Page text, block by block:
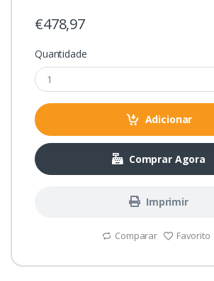
€478,97
Quantidade
Adicionar
Comprar Agora
Imprimir
Comparar Favorito